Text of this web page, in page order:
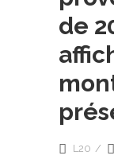
de
L20